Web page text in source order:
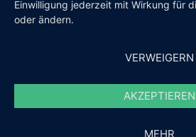
Einwilligung jederzeit mit Wirkung für
oder ändern.
VERWEIGERN
AKZEPTIEREN
MEHR